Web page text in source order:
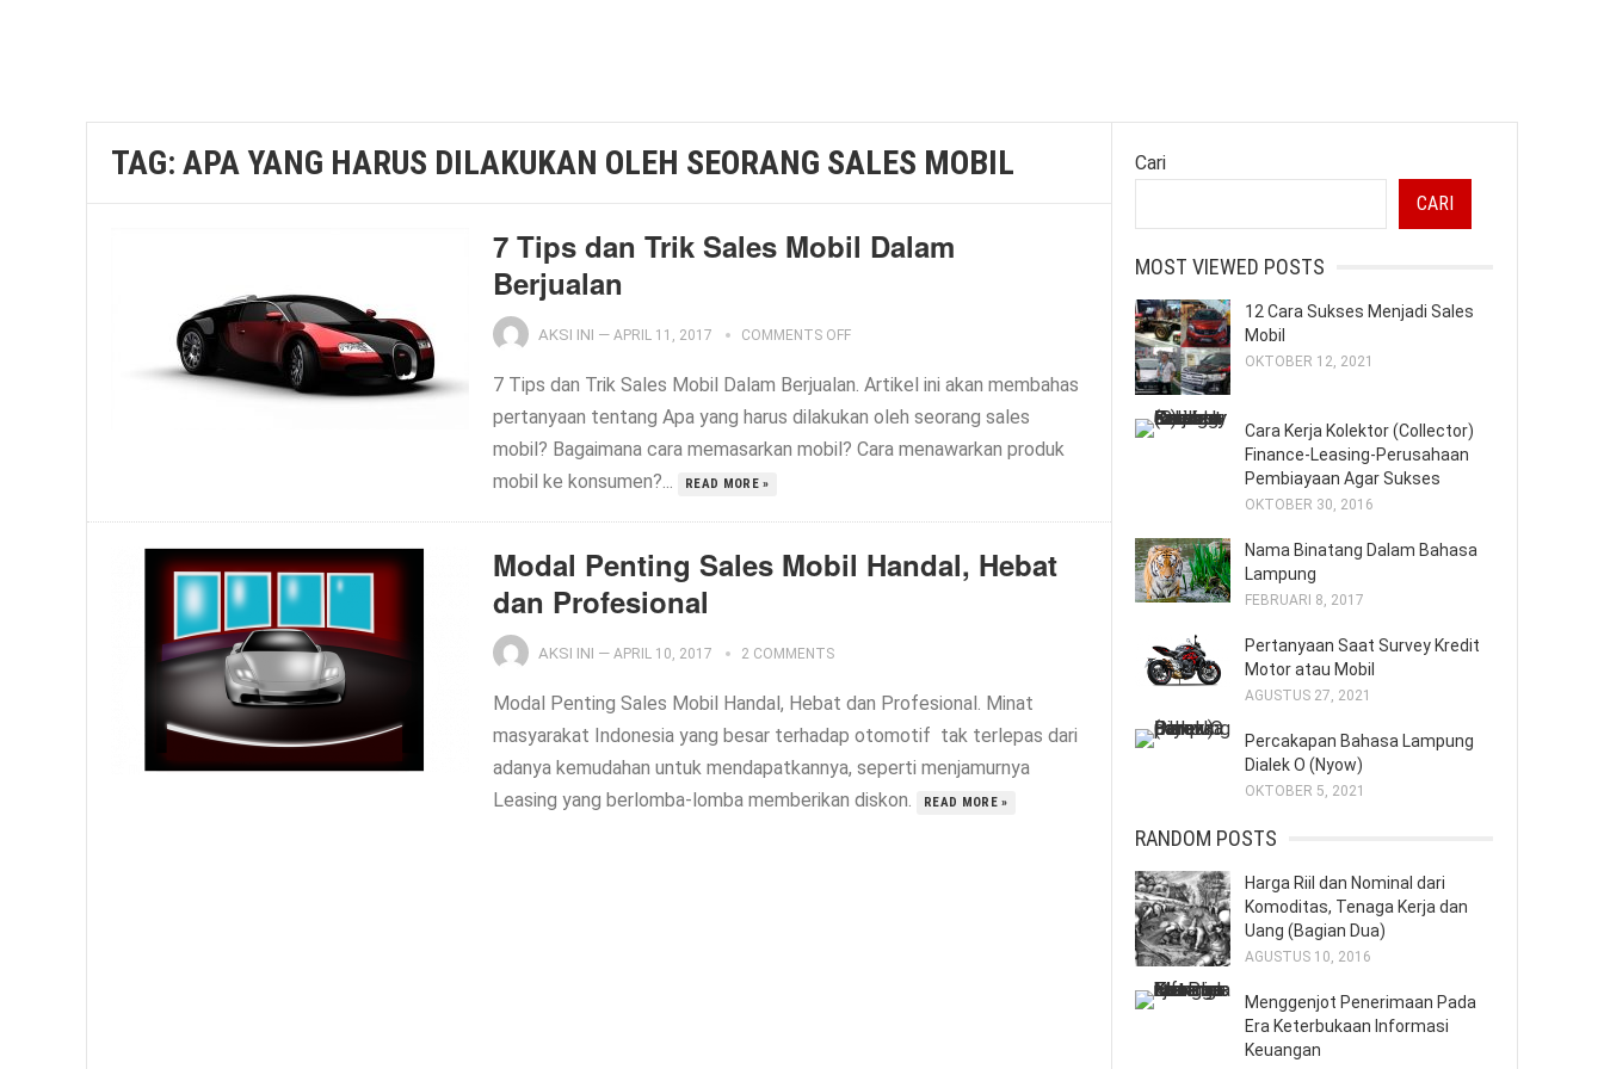
TAG: APA YANG HARUS DILAKUKAN OLEH SEORANG SALES MOBIL
7 Tips dan Trik Sales Mobil Dalam
Berjualan
AKSI INI — APRIL 11, 2017 COMMENTS OFF
7 Tips dan Trik Sales Mobil Dalam Berjualan. Artikel ini akan membahas
pertanyaan tentang Apa yang harus dilakukan oleh seorang sales
mobil? Bagaimana cara memasarkan mobil? Cara menawarkan produk
mobil ke konsumen?...
READ MORE »
Modal Penting Sales Mobil Handal, Hebat
dan Profesional
AKSI INI — APRIL 10, 2017 2 COMMENTS
Modal Penting Sales Mobil Handal, Hebat dan Profesional. Minat
masyarakat Indonesia yang besar terhadap otomotif tak terlepas dari
adanya kemudahan untuk mendapatkannya, seperti menjamurnya
Leasing yang berlomba-lomba memberikan diskon.
READ MORE »
Cari
CARI
MOST VIEWED POSTS
12 Cara Sukses Menjadi Sales
Mobil
OKTOBER 12, 2021
Cara Kerja Kolektor (Collector)
Finance-Leasing-Perusahaan
Pembiayaan Agar Sukses
OKTOBER 30, 2016
Nama Binatang Dalam Bahasa
Lampung
FEBRUARI 8, 2017
Pertanyaan Saat Survey Kredit
Motor atau Mobil
AGUSTUS 27, 2021
Percakapan Bahasa Lampung
Dialek O (Nyow)
OKTOBER 5, 2021
RANDOM POSTS
Harga Riil dan Nominal dari
Komoditas, Tenaga Kerja dan
Uang (Bagian Dua)
AGUSTUS 10, 2016
Menggenjot Penerimaan Pada
Era Keterbukaan Informasi
Keuangan